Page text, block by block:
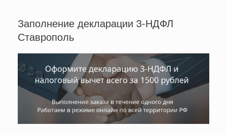
Заполнение декларации 3-НДФЛ
Ставрополь